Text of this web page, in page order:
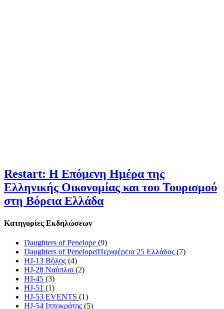
Restart: Η Επόμενη Ημέρα της
Ελληνικής Οικονομίας και του Τουρισμού
στη Βόρεια Ελλάδα
Κατηγορίες Εκδηλώσεων
Daughters of Penelope (9)
Daughters of Penelope|Περιφέρεια 25 Ελλάδος (7)
HJ-13 Βόλος (4)
HJ-28 Ναύπλιο (2)
HJ-45 (3)
HJ-51 (1)
HJ-53 EVENTS (1)
HJ-54 Ιπποκράτης (5)